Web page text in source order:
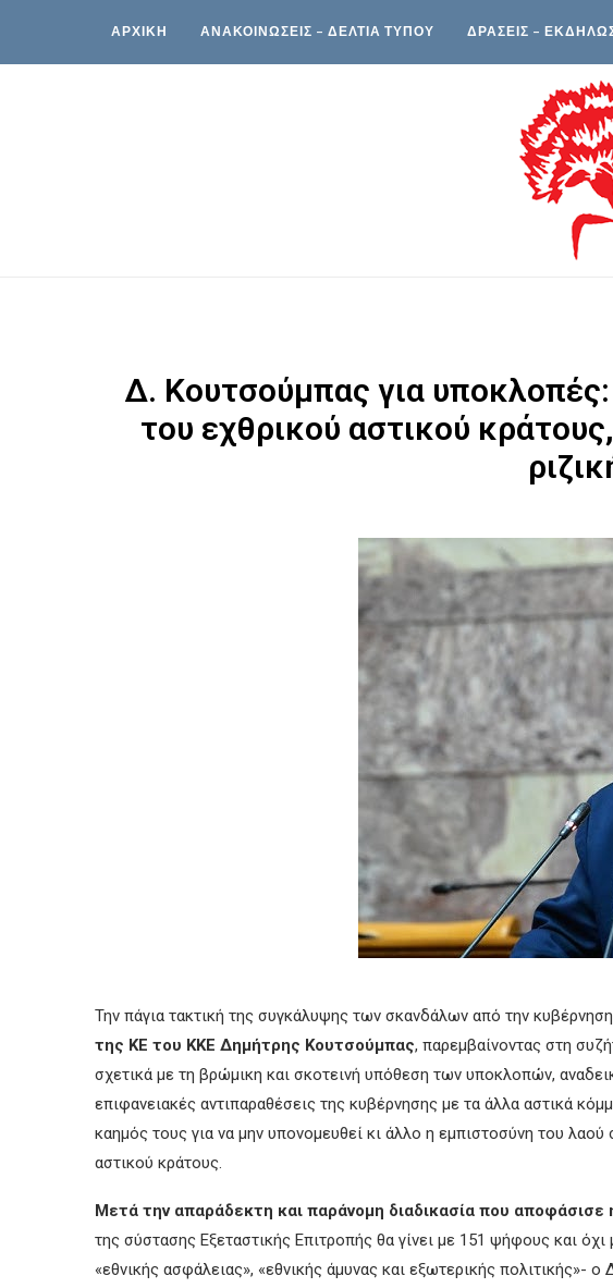
ΑΡΧΙΚΗ ΑΝΑΚΟΙΝΩΣΕΙΣ – ΔΕΛΤΙΑ ΤΥΠΟΥ ΔΡΑΣΕΙΣ –
Δ. Κουτσούμπας για
του εχθρικού αστικού
Την πάγια τακτική της συγκάλυψης των σκανδάλων από την
της ΚΕ του ΚΚΕ Δημήτρης Κουτσούμπας, παρεμβαίνοντας στη
σχετικά με τη βρώμικη και σκοτεινή υπόθεση των υποκλοπών,
επιφανειακές αντιπαραθέσεις της κυβέρνησης με τα άλλα αστικά
καημός τους για να μην υπονομευθεί κι άλλο η εμπιστοσύνη του
αστικού κράτους.
Μετά την απαράδεκτη και παράνομη διαδικασία που αποφάσισε
της σύστασης Εξεταστικής Επιτροπής θα γίνει με 151 ψήφους και
«εθνικής ασφάλειας», «εθνικής άμυνας και εξωτερικής